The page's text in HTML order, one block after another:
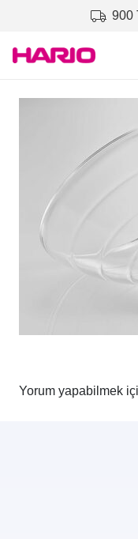
900
Yorum yapabilmek